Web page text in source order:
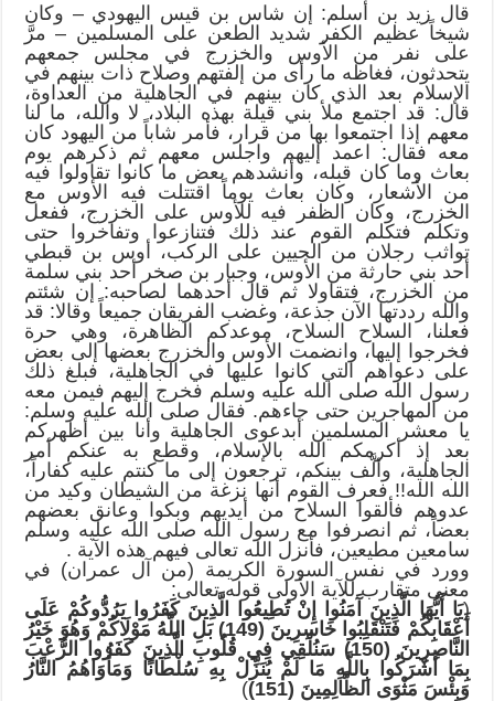
قال زيد بن أسلم: إن شاس بن قيس اليهودي – وكان
شيخاً عظيم الكفر شديد الطعن على المسلمين – مرَّ
على نفر من الأوس والخزرج في مجلس جمعهم
يتحدثون، فغاظه ما رأى من إلفتهم وصلاح ذات بينهم في
الإسلام بعد الذي كان بينهم في الجاهلية من العداوة،
قال: قد اجتمع ملأ بني قيلة بهذه البلاد، لا والله، ما لنا
معهم إذا اجتمعوا بها من قرار، فأمر شاباً من اليهود كان
معه فقال: اعمد إليهم واجلس معهم ثم ذكرهم يوم
بعاث وما كان قبله، وأنشدهم بعض ما كانوا تقاولوا فيه
من الأشعار، وكان بعاث يوماً اقتتلت فيه الأوس مع
الخزرج، وكان الظفر فيه للأوس على الخزرج، ففعل
وتكلم فتكلم القوم عند ذلك فتنازعوا وتفاخروا حتى
تواثب رجلان من الحيين على الركب، أوس بن قبطي
أحد بني حارثة من الأوس، وجبار بن صخر أحد بني سلمة
من الخزرج، فتقاولا ثم قال أحدهما لصاحبه: إن شئتم
والله رددتها الآن جذعة، وغضب الفريقان جميعاً وقالا: قد
فعلنا، السلاح السلاح، موعدكم الظاهرة، وهي حرة
فخرجوا إليها، وانضمت الأوس والخزرج بعضها إلى بعض
على دعواهم التي كانوا عليها في الجاهلية، فبلغ ذلك
رسول الله صلى الله عليه وسلم فخرج إليهم فيمن معه
من المهاجرين حتى جاءهم. فقال صلى الله عليه وسلم:
يا معشر المسلمين أبدعوى الجاهلية وأنا بين أظهركم
بعد إذ أكرمكم الله بالإسلام، وقطع به عنكم أمر
الجاهلية، وألَّف بينكم، ترجعون إلى ما كنتم عليه كفاراً،
الله الله!! فعرف القوم أنها نزغة من الشيطان وكيد من
عدوهم فألقوا السلاح من أيديهم وبكوا وعانق بعضهم
بعضاً، ثم انصرفوا مع رسول الله صلى الله عليه وسلم
سامعين مطيعين، فأنزل الله تعالى فيهم هذه الآية .
وورد في نفس السورة الكريمة (من آل عمران) في
معنى متقارب للآية الأولى قوله تعالى:
(يَا أَيُّهَا الَّذِينَ آَمَنُوا إِنْ تُطِيعُوا
الَّذِينَ كَفَرُوا يَرُدُّوكُمْ عَلَى
أَعْقَابِكُمْ فَتَنْقَلِبُوا خَاسِرِينَ (149) بَلِ اللَّهُ مَوْلَاكُمْ وَهُوَ خَيْرُ
النَّاصِرِينَ (150) سَنُلْقِي فِي قُلُوبِ الَّذِينَ كَفَرُوا الرُّعْبَ
بِمَا أَشْرَكُوا بِاللَّهِ مَا لَمْ يُنَزِّلْ بِهِ سُلْطَانًا وَمَأْوَاهُمُ النَّارُ
وَبِئْسَ مَثْوَى الظَّالِمِينَ (151)
)